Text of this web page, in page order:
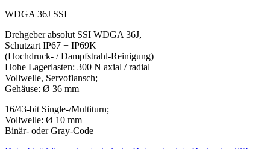
WDGA 36J SSI
Drehgeber absolut SSI WDGA 36J,
Schutzart IP67 + IP69K
(Hochdruck- / Dampfstrahl-Reinigung)
Hohe Lagerlasten: 300 N axial / radial
Vollwelle, Servoflansch;
Gehäuse: Ø 36 mm
16/43-bit Single-/Multiturn;
Vollwelle: Ø 10 mm
Binär- oder Gray-Code